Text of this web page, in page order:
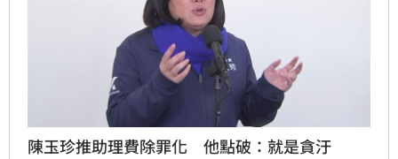
陳玉珍推助理費除罪化 他點破：就是貪汙